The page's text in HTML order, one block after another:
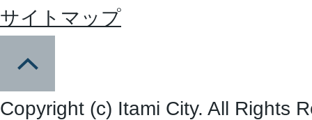
サイトマップ
Copyright (c) Itami City. All Rights